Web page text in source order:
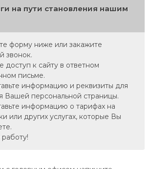
на пути становления нашим
форму ниже или закажите
звонок.
доступ к сайту в ответном
письме.
информацию и реквизиты для
Вашей персональной страницы.
информацию о тарифах на
или других услугах, которые Вы